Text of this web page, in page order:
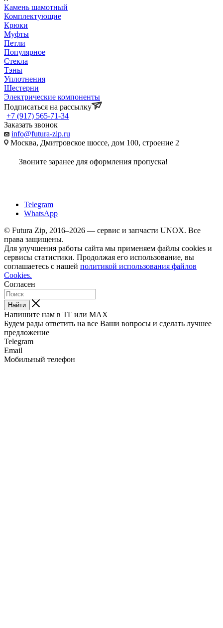
Камень шамотный
Комплектующие
Крюки
Муфты
Петли
Популярное
Стекла
Тэны
Уплотнения
Шестерни
Электрические компоненты
Подписаться на рассылку
+7 (917) 565-71-34
Заказать звонок
info@futura-zip.ru
Москва, Дмитровское шоссе, дом 100, строение 2
Звоните заранее для оформления пропуска!
Telegram
WhatsApp
© Futura Zip, 2016–2026 — сервис и запчасти UNOX. Все
права защищены.
Для улучшения работы сайта мы применяем файлы cookies и
сервисы статистики. Продолжая его использование, вы
соглашаетесь с нашей политикой использования файлов
Cookies.
Согласен
Найти
Напишите нам в ТГ или MAX
Будем рады ответить на все Ваши вопросы и сделать лучшее
предложение
Telegram
Email
Мобильный телефон